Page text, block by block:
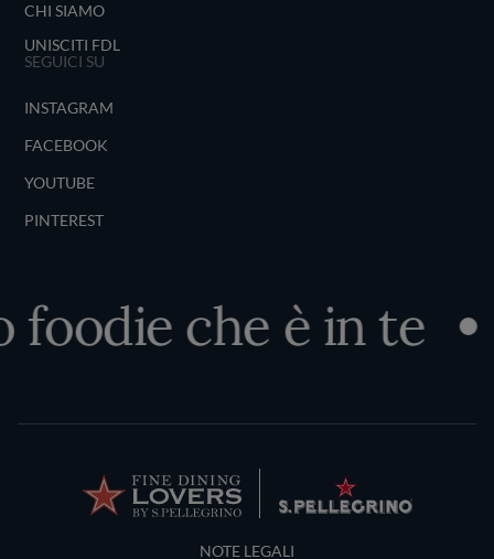
CHI SIAMO
UNISCITI FDL
SEGUICI SU
INSTAGRAM
FACEBOOK
YOUTUBE
PINTEREST
che è in te
Terms and Conditions
NOTE LEGALI